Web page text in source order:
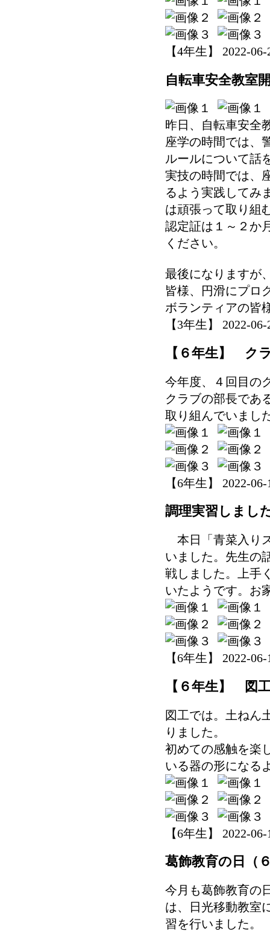
【4年生】 2022-
自転車安全教室
昨日、自転車安全
座学の時間では、
ルールについて話
実技の時間では、
るよう実践してみ
は頑張って取り組
認定証は１～２か
ください。
最後になりますが
皆様、円滑にプロ
ボランティアの皆
【3年生】 2022-
【６年生】 ク
今年度、４回目の
クラブの部長であ
取り組んでいまし
【6年生】 2022-
調理実習しまし
本日「青菜入り
いました。先生の
戦しました。上手
いたようです。お
【6年生】 2022-
【６年生】 図
図工では。土ねん
りました。
初めての感触を楽
いる器の形になる
【6年生】 2022-
葛飾教育の日（
今月も葛飾教育の
は、日光移動教室
習を行いました。